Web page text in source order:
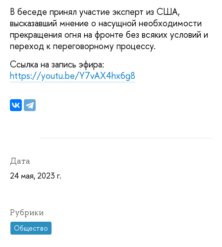
В беседе принял участие эксперт из США,
высказавший мнение о насущной необходимости
прекращения огня на фронте без всяких условий и
переход к переговорному процессу.
Ссылка на запись эфира:
https://youtu.be/Y7vAX4hx6g8
Дата
24 мая, 2023 г.
Рубрики
Общество